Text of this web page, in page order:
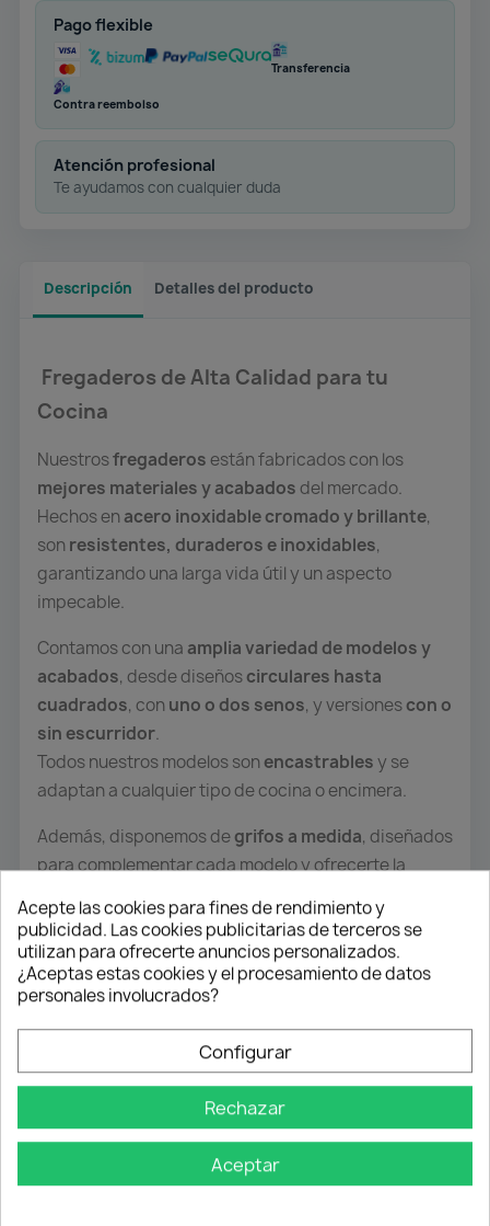
Pago flexible
Transferencia
Contra reembolso
Atención profesional
Te ayudamos con cualquier duda
Descripción Detalles del producto
Fregaderos de Alta Calidad para tu
Cocina
Nuestrosfregaderos están fabricados con los
mejores materiales y acabados del mercado.
Hechos en acero inoxidable cromado y brillante,
son resistentes, duraderos e inoxidables,
garantizando una larga vida útil y un aspecto
impecable.
Contamos con una amplia variedad de modelos y
acabados, desde diseñoscirculares hasta
cuadrados, con uno o dos senos, y versionescon o
sin escurridor.
Todos nuestros modelos son encastrablesy se
adaptan a cualquier tipo de cocina o encimera.
Además, disponemos degrifos a medida, diseñados
para complementar cada modelo y ofrecerte la
Diseño, Comodidad y Estilo
Sabemos que pasas gran parte del tiempo en la
cocina junto al fregadero, por eso nuestros
productos están pensados para ofrecerergonomía,
estética y practicidad
Cada diseño refleja un equilibrio perfecto entre
modernidad y comodidad
, creando un espacio de
trabajo funcional y agradable.
Acepte las cookies para fines de rendimiento y
publicidad. Las cookies publicitarias de terceros se
utilizan para ofrecerte anuncios personalizados.
¿Aceptas estas cookies y el procesamiento de datos
personales involucrados?
Configurar
Rechazar
Aceptar